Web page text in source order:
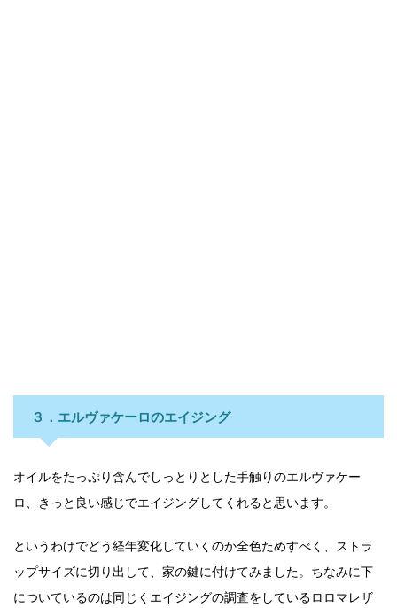
３．エルヴァケーロのエイジング
オイルをたっぷり含んでしっとりとした手触りのエルヴァケー
ロ、きっと良い感じでエイジングしてくれると思います。
というわけでどう経年変化していくのか全色ためすべく、ストラ
ップサイズに切り出して、家の鍵に付けてみました。ちなみに下
についているのは同じくエイジングの調査をしているロロマレザ